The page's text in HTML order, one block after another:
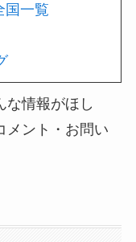
国一覧
な情報がほし
メント・お問い